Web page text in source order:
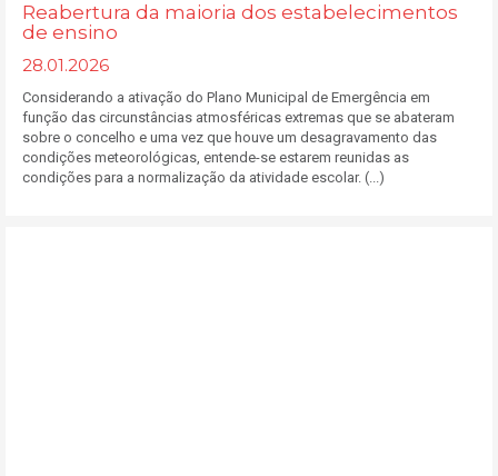
Reabertura da maioria dos estabelecimentos
de ensino
28.01.2026
Considerando a ativação do Plano Municipal de Emergência em
função das circunstâncias atmosféricas extremas que se abateram
sobre o concelho e uma vez que houve um desagravamento das
condições meteorológicas, entende-se estarem reunidas as
condições para a normalização da atividade escolar. (...)